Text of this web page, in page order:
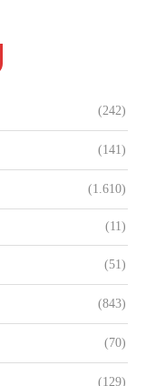
(242)
(141)
(1.610)
(11)
(51)
(843)
(70)
(129)